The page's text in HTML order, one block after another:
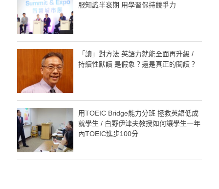
服知識半衰期 用學習保持競爭力
「讀」對方法 英語力就能全面再升級 /
持續性默讀 是假象？還是真正的閱讀？
用TOEIC Bridge能力分班 拯救英語低成
就學生 / 白野伊津夫教授如何讓學生一年
內TOEIC進步100分